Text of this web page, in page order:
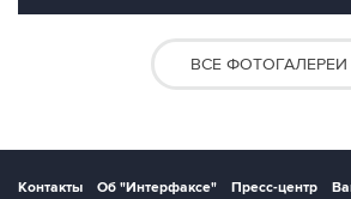
ВСЕ ФОТОГАЛЕРЕИ
Контакты Об "Интерфаксе" Пресс-центр